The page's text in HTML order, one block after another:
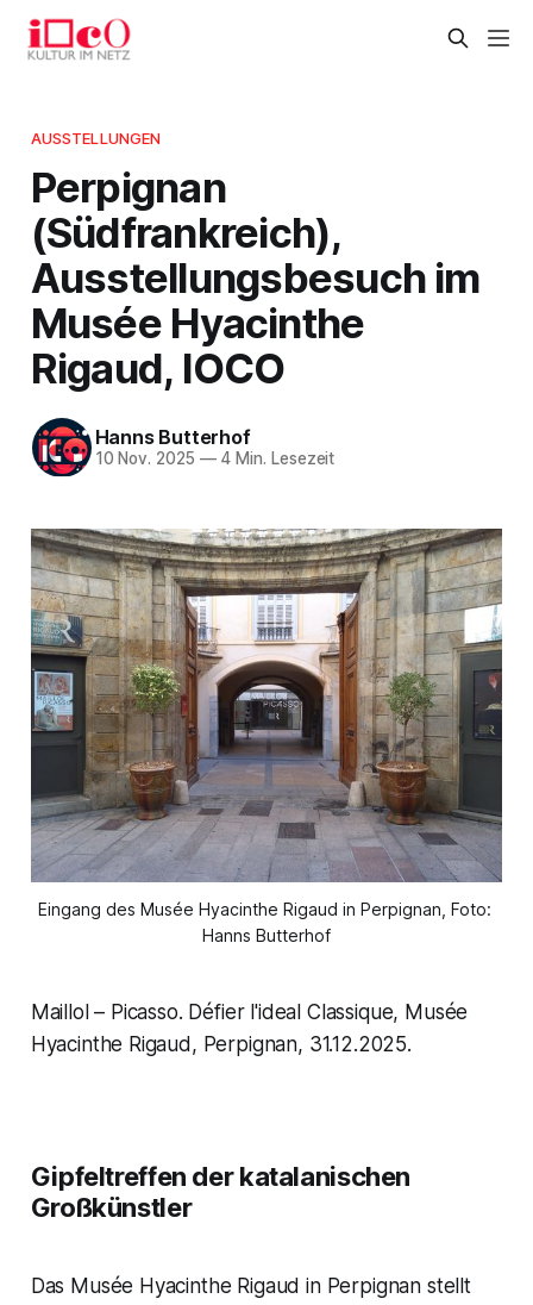
AUSSTELLUNGEN
Perpignan
(Südfrankreich),
Ausstellungsbesuch im
Musée Hyacinthe
Rigaud, IOCO
Hanns Butterhof
10 Nov. 2025 —4 Min. Lesezeit
Eingang des Musée Hyacinthe Rigaud in Perpignan, Foto:
Hanns Butterhof
Maillol – Picasso. Défier l'ideal Classique, Musée
Hyacinthe Rigaud, Perpignan, 31.12.2025.
Gipfeltreffen der katalanischen
Großkünstler
Das Musée Hyacinthe Rigaud in Perpignan stellt